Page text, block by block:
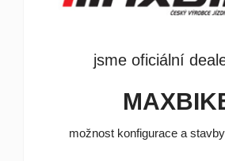
jsme oficiální
možnost konfigurace a